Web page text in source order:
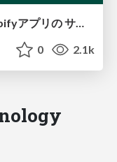
AWS EventBridgeを活用したShopifyアプリの サーバーレス開発
0 2.1k